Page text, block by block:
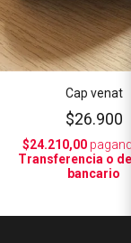
Cap venat
$26.900
$24.210,00
Transferencia o
bancario